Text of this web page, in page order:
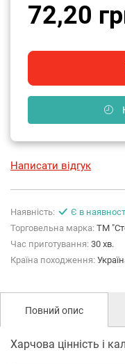
72,20
Написати відгук
Наявність:
Є в
Торговельна марка: ТМ
Час приготування: 30 хв.
Країна походження:
Повний опис
Харчова цінність і